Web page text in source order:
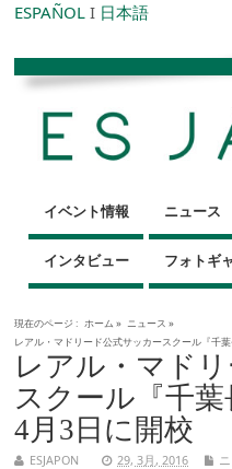
ESPAÑOL I 日本語
イベント情報 ニュース
インタビュー フォトギ
現在のページ : ホーム » ニュース »
レアル・マドリード公式サッカースクール『千
レアル・マド
スクール『千葉
4月3日に開校
ESJAPON 29, 3月, 2016